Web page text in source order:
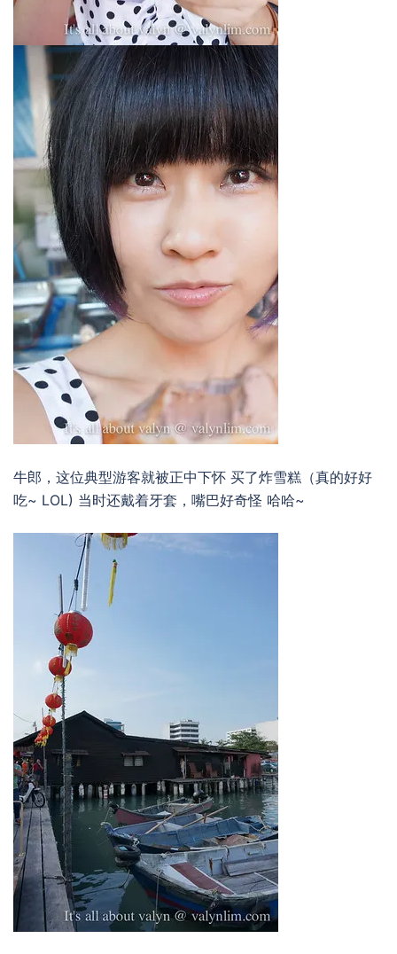
牛郎，这位典型游客就被正中下怀 买了炸雪糕（真的好好
吃~ LOL) 当时还戴着牙套，嘴巴好奇怪 哈哈~